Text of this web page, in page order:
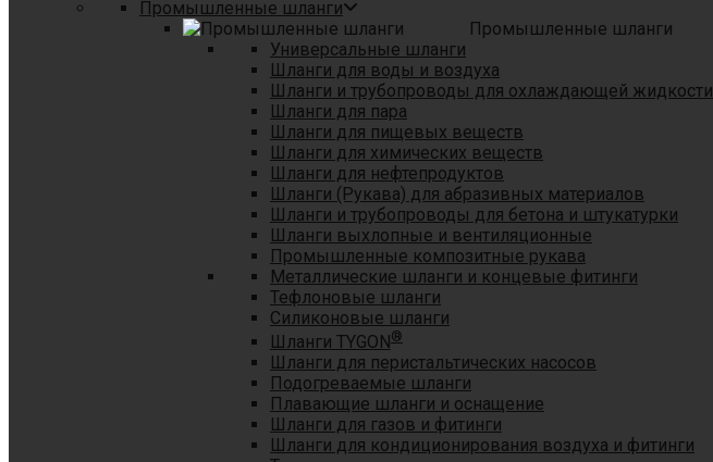
Промышленные шланги
Промышленные шланги
Универсальные шланги
Шланги для воды и воздуха
Шланги и трубопроводы для охлаждающей жидкости
Шланги для пара
Шланги для пищевых веществ
Шланги для химических веществ
Шланги для нефтепродуктов
Шланги (Рукава) для абразивных материалов
Шланги и трубопроводы для бетона и штукатурки
Шланги выхлопные и вентиляционные
Промышленные композитные рукава
Металлические шланги и концевые фитинги
Тефлоновые шланги
Силиконовые шланги
Шланги TYGON®
Шланги для перистальтических насосов
Подогреваемые шланги
Плавающие шланги и оснащение
Шланги для газов и фитинги
Шланги для кондиционирования воздуха и фитинги